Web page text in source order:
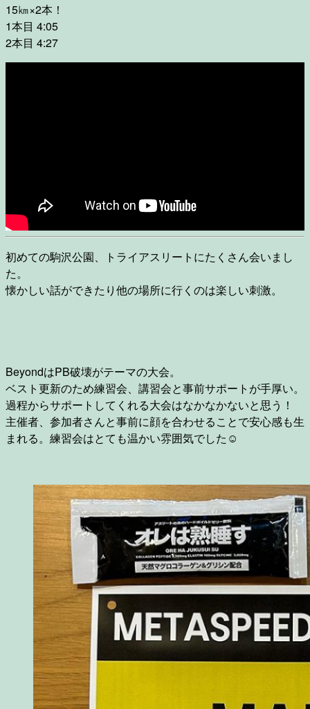
15㎞×2本！
1本目 4:05
2本目 4:27
初めての駒沢公園、トライアスリートにたくさん会いまし
た。
懐かしい話ができたり他の場所に行くのは楽しい刺激。
BeyondはPB破壊がテーマの大会。
ベスト更新のため練習会、講習会と事前サポートが手厚い。
過程からサポートしてくれる大会はなかなかないと思う！
主催者、参加者さんと事前に顔を合わせることで安心感も生
まれる。練習会はとても温かい雰囲気でした☺️